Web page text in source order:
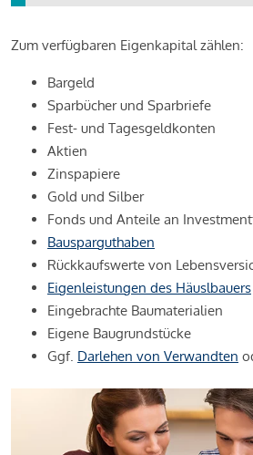
Zum verfügbaren Eigenkapital zählen:
Bargeld
Sparbücher und Sparbriefe
Fest- und Tagesgeldkonten
Aktien
Zinspapiere
Gold und Silber
Fonds und Anteile an
Bausparguthaben
Rückkaufswerte von
Eigenleistungen des Häuslbauers
Eingebrachte Baumaterialien
Eigene Baugrundstücke
Ggf. Darlehen von Verwandten